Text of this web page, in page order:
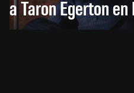
a Taron Egerton en